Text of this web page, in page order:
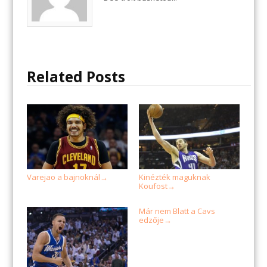
Related Posts
Varejao a bajnoknál →
Kinézték maguknak
Koufost→
Már nem Blatt a Cavs
edzője →